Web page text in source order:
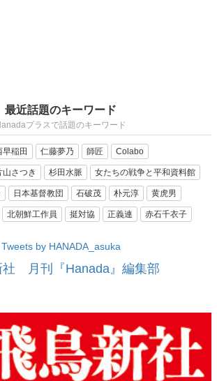
最近話題のキーワード
プラスで話題のキーワード
早稲田 仁藤夢乃 師匠 Colabo
山さつき 杉田水脈 女たちの戦争と平和資料館
日本基督教団 石破茂 朴元淳 黄虎男
北朝鮮工作員 挺対協 正義連 赤石千衣子
Tweets by HANADA_asuka
社 月刊『Hanada』編集部